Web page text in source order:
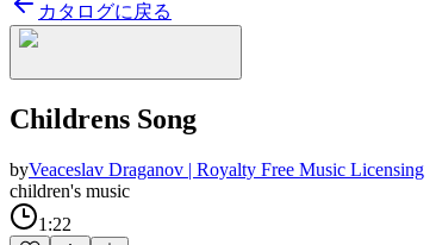
カタログに戻る
Childrens Song
byVeaceslav Draganov | Royalty Free Music Licensing
children's music
1:22